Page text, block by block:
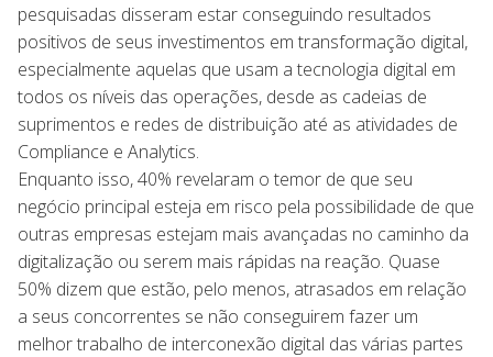
pesquisadas disseram estar conseguindo resultados
positivos de seus investimentos em transformação digital,
especialmente aquelas que usam a tecnologia digital em
todos os níveis das operações, desde as cadeias de
suprimentos e redes de distribuição até as atividades de
Compliance e Analytics.
Enquanto isso, 40% revelaram o temor de que seu
negócio principal esteja em risco pela possibilidade de que
outras empresas estejam mais avançadas no caminho da
digitalização ou serem mais rápidas na reação. Quase
50% dizem que estão, pelo menos, atrasados ​​em relação
a seus concorrentes se não conseguirem fazer um
melhor trabalho de interconexão digital das várias partes